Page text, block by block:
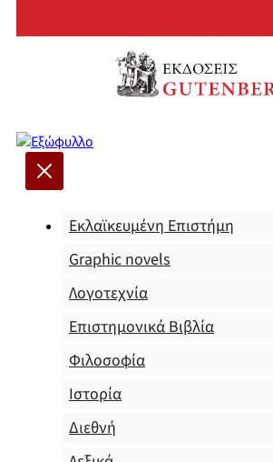
Εκλαϊκευμένη Επιστήμη
Graphic novels
Λογοτεχνία
Επιστημονικά Βιβλία
Φιλοσοφία
Ιστορία
Διεθνή